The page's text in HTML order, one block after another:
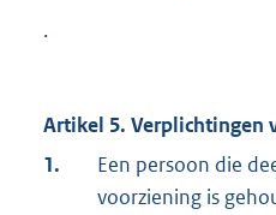
.
Artikel 5. Verplichtingen
1.
Een persoon die
voorziening is